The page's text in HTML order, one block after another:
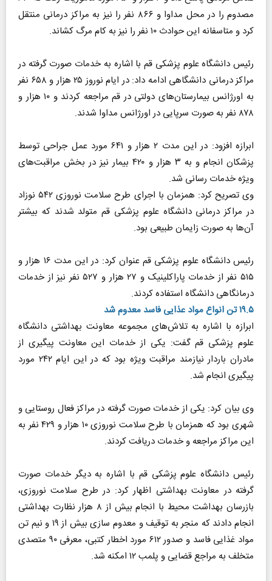
مصدوم را در محل مداوا و ۸۶۶ نفر را نیز به مراکز درمانی منتقل
کرد و متاسفانه این حوادث ۱۰ نفر را نیز به کام مرگ کشاند.
رئیس دانشگاه علوم پزشکی قم با اشاره به خدمات صورت گرفته در
مراکز درمانی دانشگاهی ادامه داد: در ایام نوروز ۲۵ هزار و ۶۵۸ نفر
به اورژانس بیمارستان‌های دولتی در قم مراجعه کردند و ۱۰ هزار و
۸۷۸ نفر به صورت سرپایی در اورژانس مداوا شدند.
ابرازه افزود: در این مدت ۲ هزار و ۶۴۱ مورد عمل جراحی توسط
پزشکان انجام و به ۳ هزار و ۴۲۰ بیمار نیز در بخش مراقبت‌های
ویژه خدمات رسانی شد.
وی تصریح کرد: همزمان با اجرای طرح سلامت نوروزی ۵۴۲ نوزاد
در مراکز درمانی دانشگاه علوم پزشکی قم متولد شدند که بیشتر
آن‌ها به صورت زایمان طبیعی بود.
رئیس دانشگاه علوم پزشکی قم عنوان کرد: در این مدت ۱۶ هزار و
۵۱۵ نفر از خدمات پاراکلینیک و ۲۷ هزار و ۵۲۷ نفر نیز از خدمات
درمانگاهی دانشگاه استفاده کردند.
۱۹.۵ تن انواع مواد عذایی فاسد معدوم شد
ابرازه با اشاره به تلاش‌های مجموعه معاونت بهداشتی دانشگاه
علوم پزشکی قم گفت: یکی از خدمات این معاونت پیگیری از
مادران باردار نیازمند مراقبت ویژه بود که در این ایام ۲۴۲ مورد
پیگیری انجام شد.
وی بیان کرد: یکی از خدمات صورت گرفته در مراکز فعال روستایی و
شهری بود که همزمان با طرح سلامت نوروزی ۱۰ هزار و ۴۲۹ نفر به
این مراکز مراجعه و خدمات دریافت کردند.
رئیس دانشگاه علوم پزشکی قم با اشاره به دیگر خدمات صورت
گرفته در معاونت بهداشتی اظهار کرد: در طرح سلامت نوروزی،
بازرسان بهداشت محیط با انجام بیش از ۸ هزار نظارت بهداشتی
انجام دادند که منجر به توقیف و معدوم سازی بیش از ۱۹ و نیم تن
مواد غذایی فاسد و صدور ۶۱۲ مورد اخطار کتبی، معرفی ۹۰ متصدی
متخلف به مراجع قضایی و پلمب ۱۲ امکنه شد.